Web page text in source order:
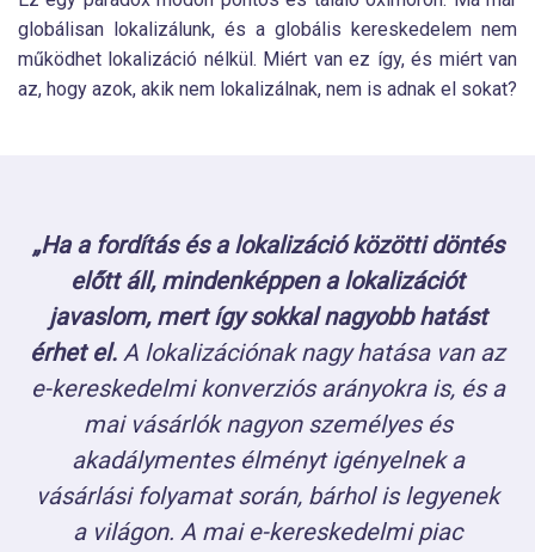
globálisan lokalizálunk, és a globális kereskedelem nem
működhet lokalizáció nélkül. Miért van ez így, és miért van
az, hogy azok, akik nem lokalizálnak, nem is adnak el sokat?
„Ha a fordítás és a lokalizáció közötti döntés
előtt áll, mindenképpen a lokalizációt
javaslom, mert így sokkal nagyobb hatást
érhet el. A lokalizációnak nagy hatása van az
e-kereskedelmi konverziós arányokra is, és a
mai vásárlók nagyon személyes és
akadálymentes élményt igényelnek a
vásárlási folyamat során, bárhol is legyenek
a világon. A mai e-kereskedelmi piac